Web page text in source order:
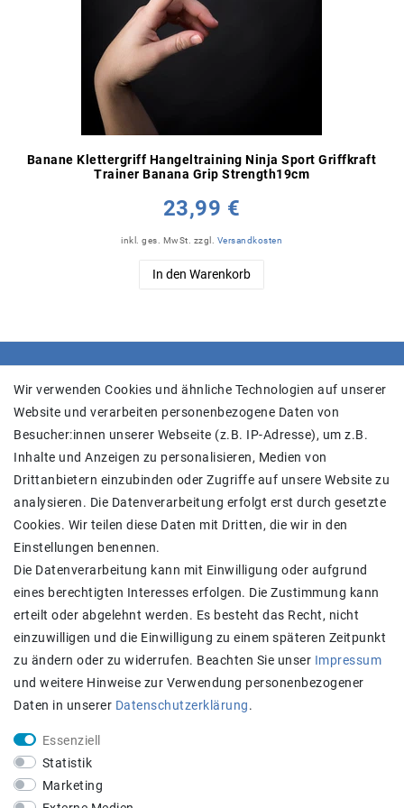
Banane Klettergriff Hangeltraining Ninja Sport Griffkraft
Trainer Banana Grip Strength19cm
23,99 €
inkl. ges. MwSt. zzgl. Versandkosten
In den Warenkorb
SHOP
Versand
Widerrufs­recht
Widerrufs­formular
Impressum
Daten­schutz­erklärung
AGB
Kontakt
Zahlung und Versand
Wir verwenden Cookies und ähnliche Technologien auf unserer
Website und verarbeiten personenbezogene Daten von
Besucher:innen unserer Webseite (z.B. IP-Adresse), um z.B.
Inhalte und Anzeigen zu personalisieren, Medien von
Drittanbietern einzubinden oder Zugriffe auf unsere Website zu
analysieren. Die Datenverarbeitung erfolgt erst durch gesetzte
Cookies. Wir teilen diese Daten mit Dritten, die wir in den
Einstellungen benennen.
Die Datenverarbeitung kann mit Einwilligung oder aufgrund
eines berechtigten Interesses erfolgen. Die Zustimmung kann
erteilt oder abgelehnt werden. Es besteht das Recht, nicht
einzuwilligen und die Einwilligung zu einem späteren Zeitpunkt
zu ändern oder zu widerrufen. Beachten Sie unser Impressum
und weitere Hinweise zur Verwendung personenbezogener
Daten in unserer Daten­schutz­erklärung.
Essenziell
Statistik
Marketing